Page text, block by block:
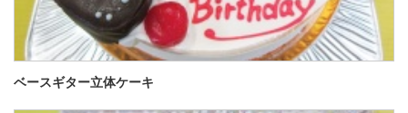
ベースギター立体ケーキ